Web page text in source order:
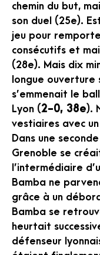
chemin du but,
son duel (25e).
jeu pour
consécutifs et
(28e). Mais dix
longue ouverture
s’emmenait le
Lyon (2-0, 38e).
vestiaires avec
Dans une
Grenoble se
l’intermédiaire
Bamba ne
grâce à un
Bamba se
heurtait
défenseur